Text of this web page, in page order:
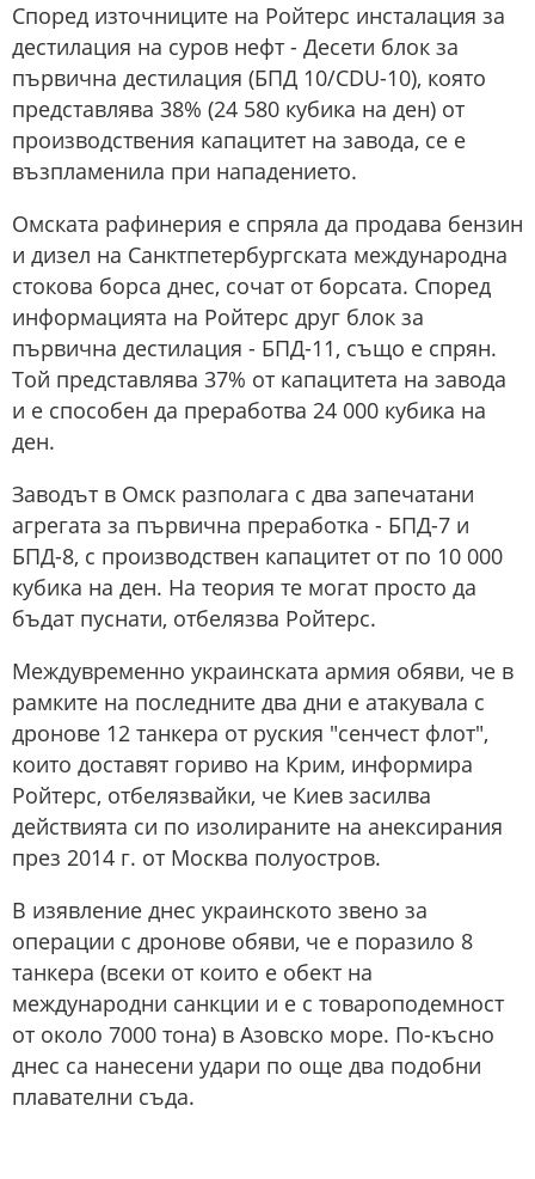
Според източниците на Ройтерс инсталация за
дестилация на суров нефт - Десети блок за
първична дестилация (БПД 10/CDU-10), която
представлява 38% (24 580 кубика на ден) от
производствения капацитет на завода, се е
възпламенила при нападението.
Омската рафинерия е спряла да продава бензин
и дизел на Санктпетербургската международна
стокова борса днес, сочат от борсата. Според
информацията на Ройтерс друг блок за
първична дестилация - БПД-11, също е спрян.
Той представлява 37% от капацитета на завода
и е способен да преработва 24 000 кубика на
ден.
Заводът в Омск разполага с два запечатани
агрегата за първична преработка - БПД-7 и
БПД-8, с производствен капацитет от по 10 000
кубика на ден. На теория те могат просто да
бъдат пуснати, отбелязва Ройтерс.
Междувременно украинската армия обяви, че в
рамките на последните два дни е атакувала с
дронове 12 танкера от руския "сенчест флот",
които доставят гориво на Крим, информира
Ройтерс, отбелязвайки, че Киев засилва
действията си по изолираните на анексирания
през 2014 г. от Москва полуостров.
В изявление днес украинското звено за
операции с дронове обяви, че е поразило 8
танкера (всеки от които е обект на
международни санкции и е с товароподемност
от около 7000 тона) в Азовско море. По-късно
днес са нанесени удари по още два подобни
плавателни съда.